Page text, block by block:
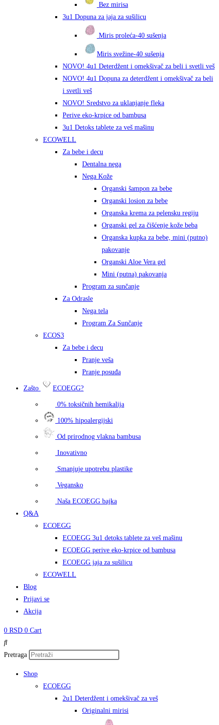
Bez mirisa
3u1 Dopuna za jaja za sušilicu
Miris proleća-40 sušenja
Miris svežine-40 sušenja
NOVO! 4u1 Deterdžent i omekšivač za beli i svetli veš
NOVO! 4u1 Dopuna za deterdžent i omekšivač za beli
i svetli veš
NOVO! Sredstvo za uklanjanje fleka
Perive eko-krpice od bambusa
3u1 Detoks tablete za veš mašinu
ECOWELL
Za bebe i decu
Dentalna nega
Nega Kože
Organski šampon za bebe
Organski losion za bebe
Organska krema za pelensku regiju
Organski gel za čišćenje kože beba
Organska kupka za bebe, mini (putno)
pakovanje
Organski Aloe Vera gel
Mini (putna) pakovanja
Program za sunčanje
Za Odrasle
Nega tela
Program Za Sunčanje
ECOS3
Za bebe i decu
Pranje veša
Pranje posuđa
Zašto ECOEGG?
0% toksičnih hemikalija
100% hipoalergijski
Od prirodnog vlakna bambusa
Inovativno
Smanjuje upotrebu plastike
Vegansko
Naša ECOEGG bajka
Q&A
ECOEGG
ECOEGG 3u1 detoks tablete za veš mašinu
ECOEGG perive eko-krpice od bambusa
ECOEGG jaja za sušilicu
ECOWELL
Blog
Prijavi se
Akcija
0 RSD 0 Cart
Pretraga
Shop
ECOEGG
2u1 Deterdžent i omekšivač za veš
Originalni mirisi